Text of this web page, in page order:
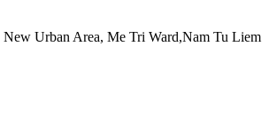
Urban Area, Me Tri Ward,Nam Tu Liem